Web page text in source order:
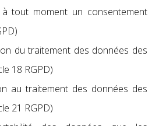
tout moment un consentement
du traitement des données des
18 RGPD)
au traitement des données des
21 RGPD)